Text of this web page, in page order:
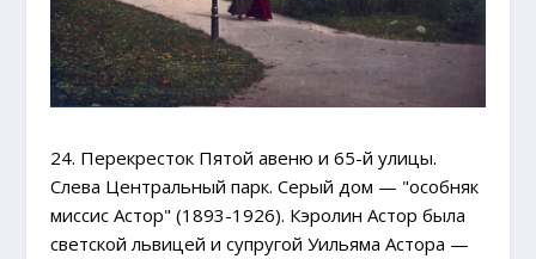
24. Перекресток Пятой авеню и 65-й улицы.
Слева Центральный парк. Серый дом — "особняк
миссис Астор" (1893-1926). Кэролин Астор была
светской львицей и супругой Уильяма Астора —